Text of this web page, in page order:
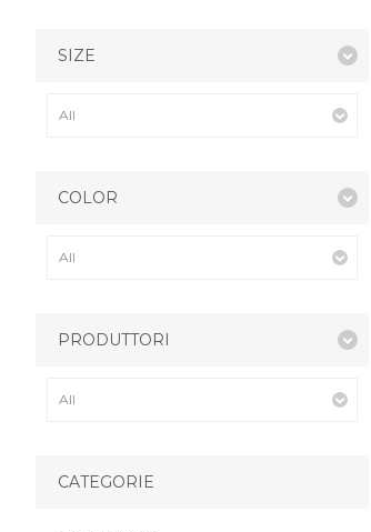
SIZE
COLOR
PRODUTTORI
CATEGORIE